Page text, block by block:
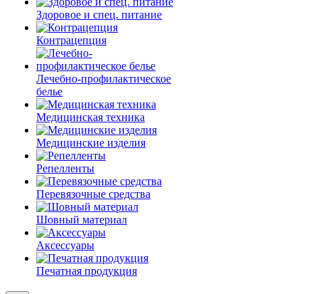
Здоровое и спец. питание
Контрацепция
Лечебно-профилактическое
белье
Медицинская техника
Медицинские изделия
Репелленты
Перевязочные средства
Шовный материал
Аксессуары
Печатная продукция